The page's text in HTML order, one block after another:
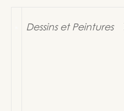
Dessins et Peintures